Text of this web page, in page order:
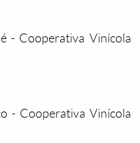
- Cooperativa Vinícola
- Cooperativa Vinícola